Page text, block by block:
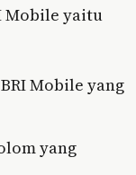
Mobile yaitu
Mobile yang
yang